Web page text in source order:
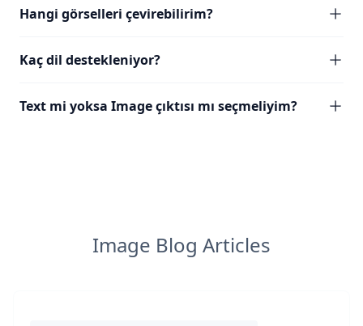
Hangi görselleri çevirebilirim?
Kaç dil destekleniyor?
Text mi yoksa Image çıktısı mı seçmeliyim?
Image Blog Articles